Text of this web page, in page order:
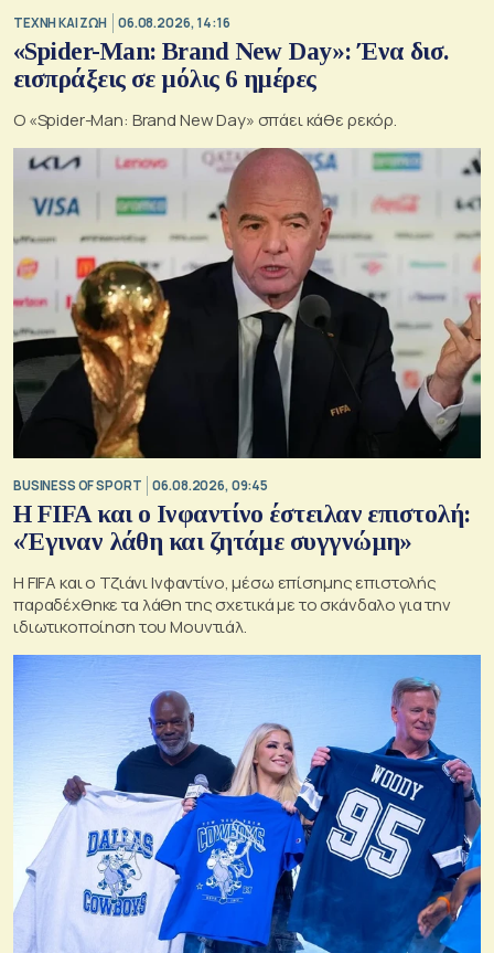
TΕΧΝΗ ΚΑΙ ΖΩΗ 06.08.2026, 14:16
«Spider-Man: Brand New Day»: Ένα δισ.
εισπράξεις σε μόλις 6 ημέρες
Ο «Spider-Man: Brand New Day» σπάει κάθε ρεκόρ.
BUSINESS OF SPORT 06.08.2026, 09:45
Η FIFA και ο Ινφαντίνο έστειλαν επιστολή:
«Έγιναν λάθη και ζητάμε συγγνώμη»
Η FIFA και ο Τζιάνι Ινφαντίνο, μέσω επίσημης επιστολής
παραδέχθηκε τα λάθη της σχετικά με το σκάνδαλο για την
ιδιωτικοποίηση του Μουντιάλ.